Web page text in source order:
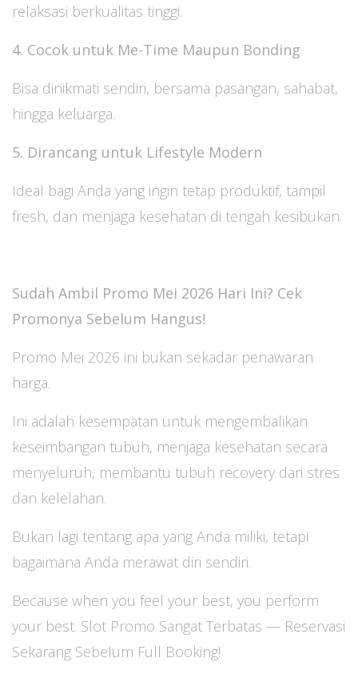
relaksasi berkualitas tinggi.
4. Cocok untuk Me-Time Maupun Bonding
Bisa dinikmati sendiri, bersama pasangan, sahabat,
hingga keluarga.
5. Dirancang untuk Lifestyle Modern
Ideal bagi Anda yang ingin tetap produktif, tampil
fresh, dan menjaga kesehatan di tengah kesibukan.
Sudah Ambil Promo Mei 2026 Hari Ini? Cek
Promonya Sebelum Hangus!
Promo Mei 2026 ini bukan sekadar penawaran
harga.
Ini adalah kesempatan untuk mengembalikan
keseimbangan tubuh, menjaga kesehatan secara
menyeluruh, membantu tubuh recovery dari stres
dan kelelahan.
Bukan lagi tentang apa yang Anda miliki, tetapi
bagaimana Anda merawat diri sendiri.
Because when you feel your best, you perform
your best. Slot Promo Sangat Terbatas — Reservasi
Sekarang Sebelum Full Booking!